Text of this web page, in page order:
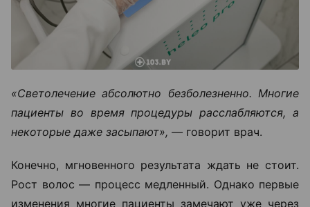
«Светолечение абсолютно безболезненно. Многие
пациенты во время процедуры расслабляются, а
некоторые даже засыпают», — говорит врач.
Конечно, мгновенного результата ждать не стоит.
Рост волос — процесс медленный. Однако первые
изменения многие пациенты замечают уже через